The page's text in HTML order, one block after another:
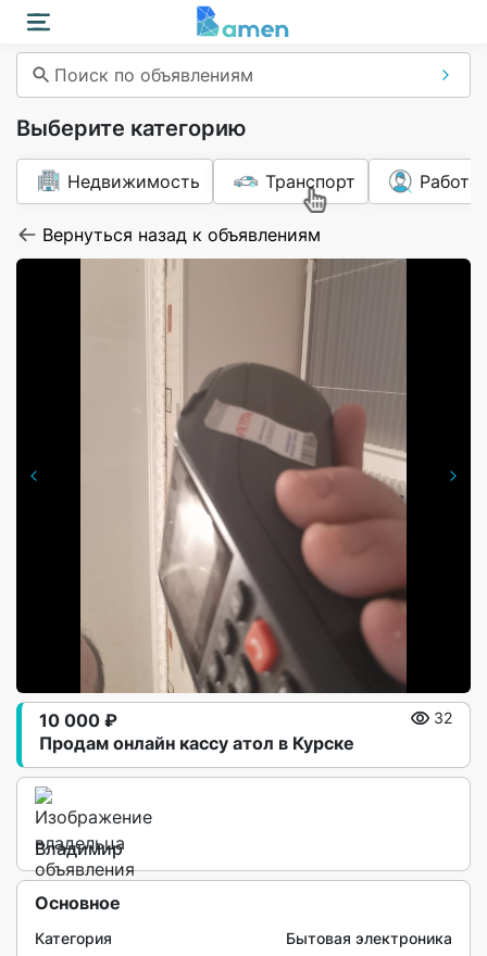
Поиск по объявлениям
Выберите категорию
Недвижимость Транспорт Работа
Вернуться назад к объявлениям
Продам онлайн кассу атол в Курске
10 000 ₽ 32
Владимир
Основное
Категория
Бытовая электроника